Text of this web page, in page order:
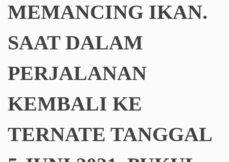
MEMANCING IKAN.
SAAT DALAM
PERJALANAN
KEMBALI KE
TERNATE TANGGAL